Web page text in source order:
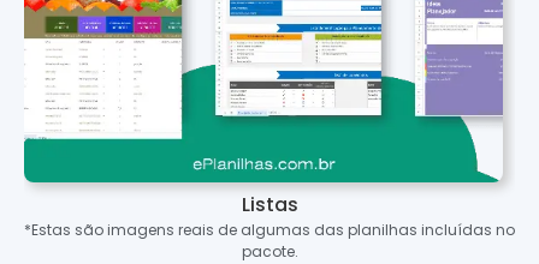
Listas
*Estas são imagens reais de algumas das planilhas incluídas no
pacote.